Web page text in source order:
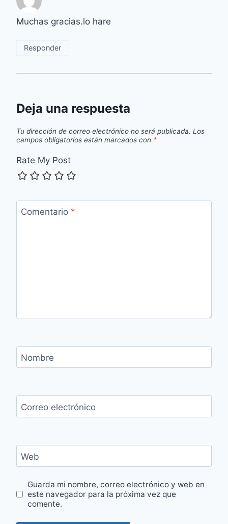
Muchas gracias.lo hare
Responder
Deja una respuesta
Tu dirección de correo electrónico no será publicada. Los
campos obligatorios están marcados con *
Rate My Post
Comentario *
Nombre
Correo electrónico
Web
Guarda mi nombre, correo electrónico y web en
este navegador para la próxima vez que
comente.